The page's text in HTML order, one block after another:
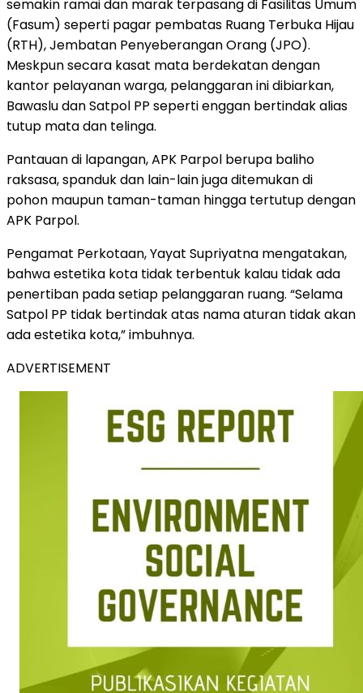
semakin ramai dan marak terpasang di Fasilitas Umum
(Fasum) seperti pagar pembatas Ruang Terbuka Hijau
(RTH), Jembatan Penyeberangan Orang (JPO).
Meskpun secara kasat mata berdekatan dengan
kantor pelayanan warga, pelanggaran ini dibiarkan,
Bawaslu dan Satpol PP seperti enggan bertindak alias
tutup mata dan telinga.
Pantauan di lapangan, APK Parpol berupa baliho
raksasa, spanduk dan lain-lain juga ditemukan di
pohon maupun taman-taman hingga tertutup dengan
APK Parpol.
Pengamat Perkotaan, Yayat Supriyatna mengatakan,
bahwa estetika kota tidak terbentuk kalau tidak ada
penertiban pada setiap pelanggaran ruang. “Selama
Satpol PP tidak bertindak atas nama aturan tidak akan
ada estetika kota,” imbuhnya.
ADVERTISEMENT